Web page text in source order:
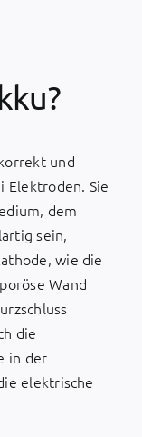
und
Elektroden. Sie
dem
sein,
wie die
Wand
die
in der
elektrische